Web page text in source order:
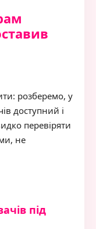
розберемо, у
доступний і
перевіряти
не
під